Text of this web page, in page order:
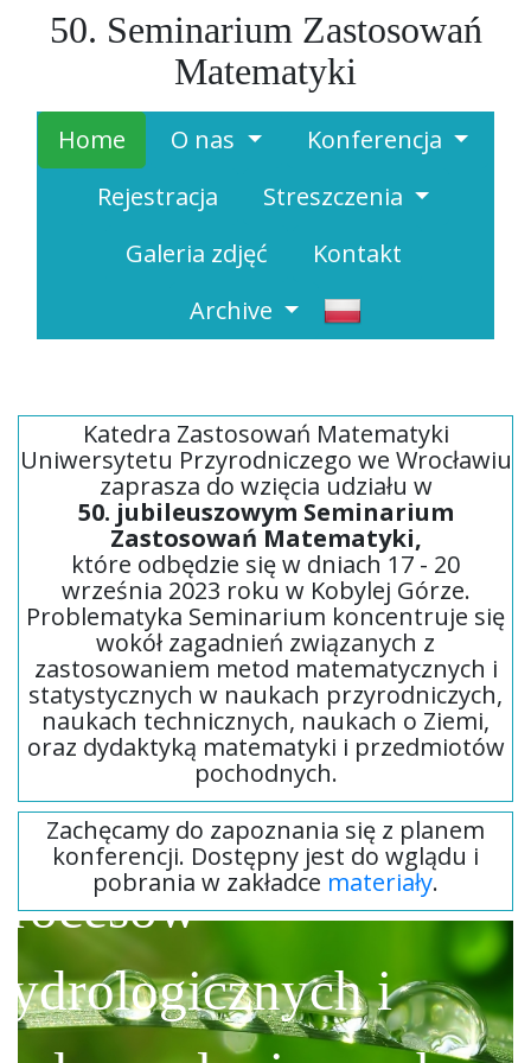
50. Seminarium Zastosowań
Matematyki
Home O nas
Konferencja
Rejestracja
Streszczenia
Galeria zdjęć
Kontakt
Archive
Katedra Zastosowań Matematyki
Uniwersytetu Przyrodniczego we Wrocławiu
zaprasza do wzięcia udziału w
50. jubileuszowym Seminarium
Zastosowań Matematyki,
które odbędzie się w dniach 17 - 20
września 2023 roku w Kobylej Górze.
Problematyka Seminarium koncentruje się
wokół zagadnień związanych z
zastosowaniem metod matematycznych i
statystycznych w naukach przyrodniczych,
naukach technicznych, naukach o Ziemi,
oraz dydaktyką matematyki i przedmiotów
pochodnych.
Zachęcamy do zapoznania się z planem
konferencji. Dostępny jest do wglądu i
pobrania w zakładce materiały.
i